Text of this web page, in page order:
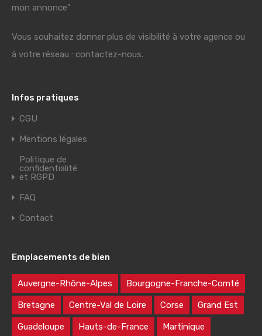
mon annonce"
Vous souhaitez donner plus de visibilité à votre agence ou
à votre réseau : contactez-nous.
Infos pratiques
CGU
Mentions légales
Politique de
confidentialité
et RGPD
FAQ
Contact
Emplacements de bien
Auvergne-Rhône-Alpes Bourgogne-Franche-Comté
Bretagne Centre-Val de Loire Corse Grand Est
Guadeloupe Hauts-de-France Martinique